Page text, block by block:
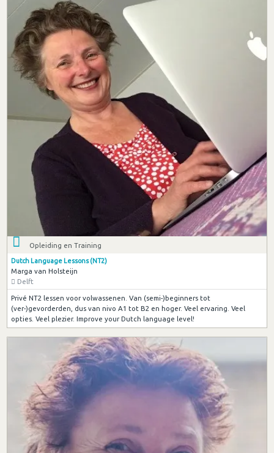
Opleiding en Training
Dutch Language Lessons (NT2)
Marga van Holsteijn
Delft
Privé NT2 lessen voor volwassenen. Van (semi-)beginners tot
(ver-)gevorderden, dus van nivo A1 tot B2 en hoger. Veel ervaring. Veel
opties. Veel plezier. Improve your Dutch language level!